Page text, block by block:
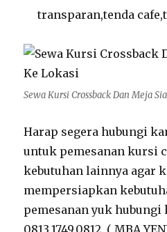
transparan,tenda
Sewa Kursi Crossback Dan Meja
Harap segera hubungi
untuk pemesanan kursi
kebutuhan lainnya agar
mempersiapkan
pemesanan yuk
0813.1749.0812 ( MBA